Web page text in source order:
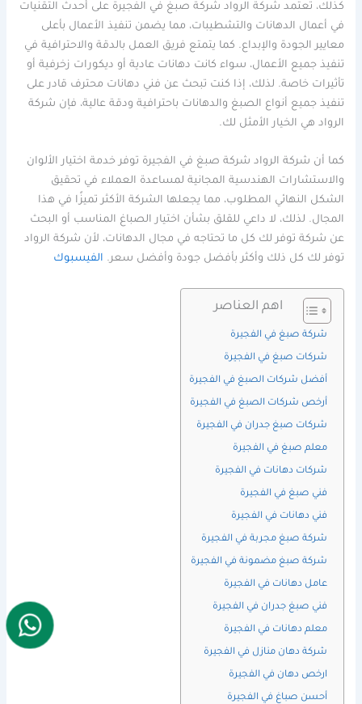
كذلك، تعتمد شركة الرواد شركة صبغ في الفجيرة على أحدث التقنيات
في أعمال الدهانات والتشطيبات، مما يضمن تنفيذ الأعمال بأعلى
معايير الجودة والإبداع. كما يتمتع فريق العمل بالدقة والاحترافية في
تنفيذ جميع الأعمال، سواء كانت دهانات عادية أو ديكورات زخرفية أو
تأثيرات خاصة. لذلك، إذا كنت تبحث عن فني دهانات محترف قادر على
تنفيذ جميع أنواع الصبغ والدهانات باحترافية ودقة عالية، فإن شركة
الرواد هي الخيار الأمثل لك.
كما أن شركة الرواد شركة صبغ في الفجيرة توفر خدمة اختيار الألوان
والاستشارات الهندسية المجانية لمساعدة العملاء في تحقيق
الشكل النهائي المطلوب، مما يجعلها الشركة الأكثر تميزًا في هذا
المجال. لذلك، لا داعي للقلق بشأن اختيار الصباغ المناسب أو البحث
عن شركة توفر لك كل ما تحتاجه في مجال الدهانات، لأن شركة الرواد
توفر لك كل ذلك وأكثر بأفضل جودة وأفضل سعر. الفيسبوك
اهم العناصر
شركة صبغ في الفجيرة
شركات صبغ في الفجيرة
أفضل شركات الصبغ في الفجيرة
أرخص شركات الصبغ في الفجيرة
شركات صبغ جدران في الفجيرة
معلم صبغ في الفجيرة
شركات دهانات في الفجيرة
فني صبغ في الفجيرة
فني دهانات في الفجيرة
شركة صبغ مجربة في الفجيرة
شركة صبغ مضمونة في الفجيرة
عامل دهانات في الفجيرة
فني صبغ جدران في الفجيرة
معلم دهانات في الفجيرة
شركة دهان منازل في الفجيرة
ارخص دهان في الفجيرة
أحسن صباغ في الفجيرة